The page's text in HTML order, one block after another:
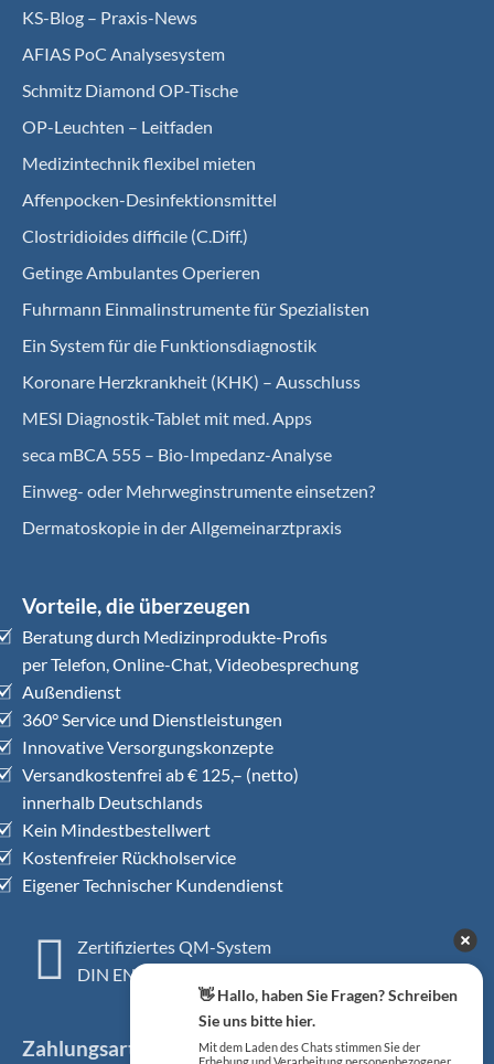
KS-Blog – Praxis-News
AFIAS PoC Analysesystem
Schmitz Diamond OP-Tische
OP-Leuchten – Leitfaden
Medizintechnik flexibel mieten
Affenpocken-Desinfektionsmittel
Clostridioides difficile (C.Diff.)
Getinge Ambulantes Operieren
Fuhrmann Einmalinstrumente für Spezialisten
Ein System für die Funktionsdiagnostik
Koro­nare Herz­krank­heit (KHK) – Ausschluss
MESI Diagnostik-Tablet mit med. Apps
seca mBCA 555 – Bio-Impedanz-Analyse
Einweg- oder Mehrweginstrumente einsetzen?
Dermatoskopie in der Allgemeinarztpraxis
Vorteile, die überzeugen
Beratung durch Medizinprodukte-Profis
per Telefon, Online-Chat, Videobesprechung
Außendienst
360° Service und Dienstleistungen
Innovative Versorgungskonzepte
Versandkostenfrei ab € 125,– (netto)
innerhalb Deutschlands
Kein Mindestbestellwert
Kostenfreier Rückholservice
Eigener Technischer Kundendienst
Zertifiziertes QM-System
DIN EN ISO 13485
Zahlungsarten
👋 Hallo, haben Sie Fragen? Schreiben
Sie uns bitte hier.
Mit dem Laden des Chats stimmen Sie der
Erhebung und Verarbeitung personenbezogener